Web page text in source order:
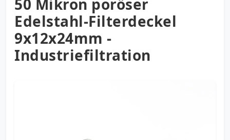
50 Mikron poröser
Edelstahl-Filterdeckel
9x12x24mm -
Industriefiltration